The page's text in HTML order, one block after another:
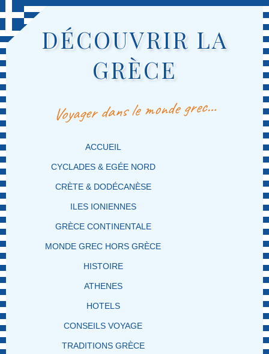
DÉCOUVRIR LA
GRÈCE
Voyager dans le monde grec…
MENU PRINCIPAL
MASQUER LA NAVIGATION PRINCIPALE
MASQUER LA NAVIGATION SECONDAIRE
ACCUEIL
CYCLADES & EGÉE NORD
CRÈTE & DODÉCANÈSE
ILES IONIENNES
GRÈCE CONTINENTALE
MONDE GREC HORS GRÈCE
HISTOIRE
ATHENES
HOTELS
CONSEILS VOYAGE
TRADITIONS GRÈCE